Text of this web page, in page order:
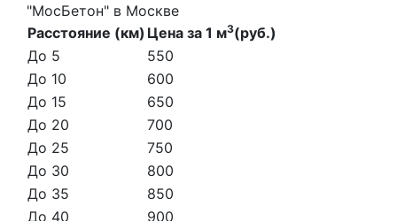
"МосБетон" в Москве
Расстояние (км) Цена за 1 м3(руб.)
До 5
550
До 10
600
До 15
650
До 20
700
До 25
750
До 30
800
До 35
850
До 40
900